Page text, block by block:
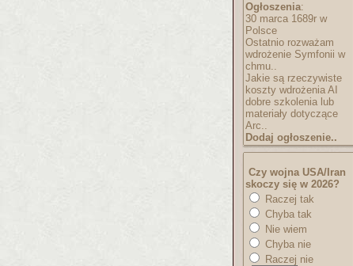
Ogłoszenia:
30 marca 1689r w
Polsce
Ostatnio rozważam
wdrożenie Symfonii w
chmu..
Jakie są rzeczywiste
koszty wdrożenia AI
dobre szkolenia lub
materiały dotyczące
Arc..
Dodaj ogłoszenie..
Czy wojna USA/Iran
skoczy się w 2026?
Raczej tak
Chyba tak
Nie wiem
Chyba nie
Raczej nie